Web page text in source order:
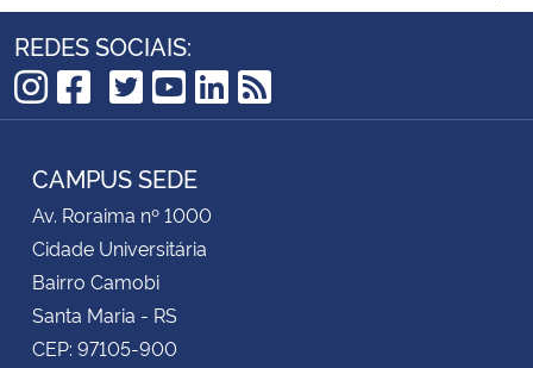
REDES SOCIAIS:
Instagram
Facebook
TikTok
Twitter
YouTube
LinkedIn
RSS
CAMPUS SEDE
Av. Roraima nº 1000
Cidade Universitária
Bairro Camobi
Santa Maria - RS
CEP: 97105-900